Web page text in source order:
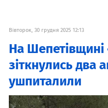
Вівторок, 30 грудня 2025 12:13
На
зіткнулись два
ушпиталили